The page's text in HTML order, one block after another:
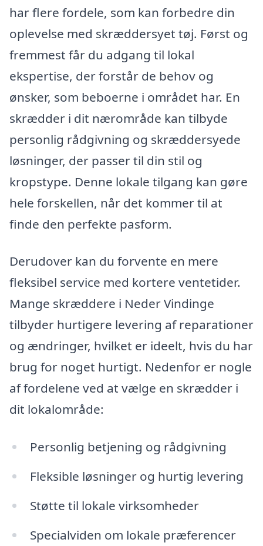
har flere fordele, som kan forbedre din
oplevelse med skræddersyet tøj. Først og
fremmest får du adgang til lokal
ekspertise, der forstår de behov og
ønsker, som beboerne i området har. En
skrædder i dit nærområde kan tilbyde
personlig rådgivning og skræddersyede
løsninger, der passer til din stil og
kropstype. Denne lokale tilgang kan gøre
hele forskellen, når det kommer til at
finde den perfekte pasform.
Derudover kan du forvente en mere
fleksibel service med kortere ventetider.
Mange skræddere i Neder Vindinge
tilbyder hurtigere levering af reparationer
og ændringer, hvilket er ideelt, hvis du har
brug for noget hurtigt. Nedenfor er nogle
af fordelene ved at vælge en skrædder i
dit lokalområde:
Personlig betjening og rådgivning
Fleksible løsninger og hurtig levering
Støtte til lokale virksomheder
Specialviden om lokale præferencer